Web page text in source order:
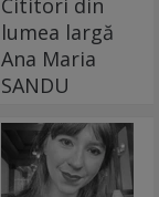
Cititori din
lumea largă
Ana Maria
SANDU